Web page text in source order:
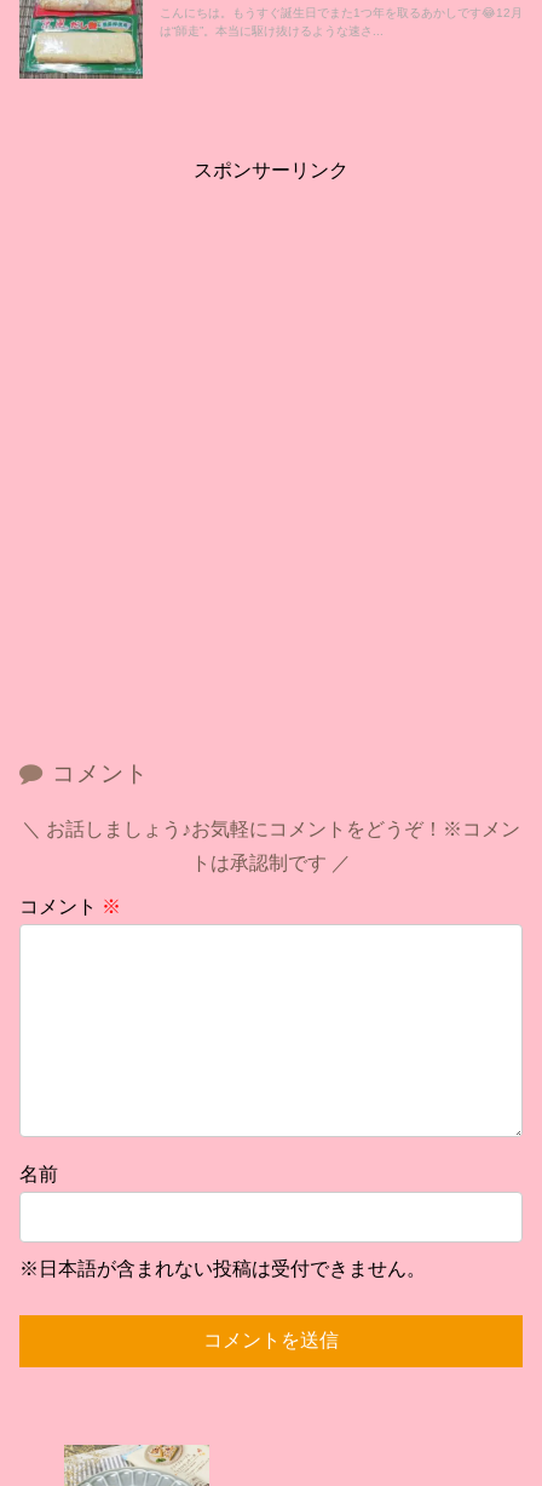
こんにちは。もうすぐ誕生日でまた1つ年を取るあかしです😂12月
は“師走”。本当に駆け抜けるような速さ...
スポンサーリンク
コメント
お話しましょう♪お気軽にコメントをどうぞ！※コメン
トは承認制です
コメント ※
名前
※日本語が含まれない投稿は受付できません。